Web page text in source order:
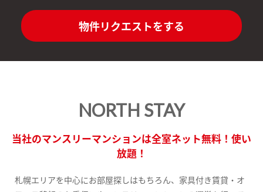
物件リクエストをする
NORTH STAY
当社のマンスリーマンションは全室ネット無料！使い
放題！
札幌エリアを中心にお部屋探しはもちろん、家具付き賃貸・オ